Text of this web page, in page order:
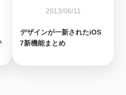
2013/06/11
デザインが一新されたiOS
7新機能まとめ